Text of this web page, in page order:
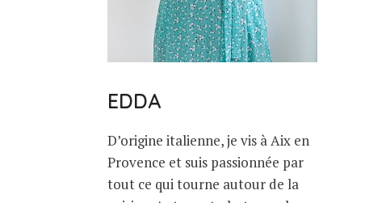
EDDA
D’origine italienne, je vis à Aix en
Provence et suis passionnée par
tout ce qui tourne autour de la